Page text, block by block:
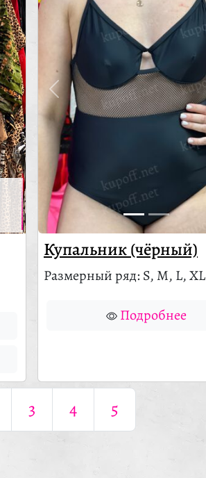
Купальник (чёрный)
Размерный ряд: S, M, L, XL
Подробнее
3 4 5